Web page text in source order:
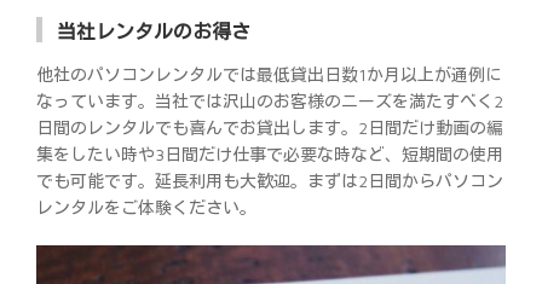
当社レンタルのお得さ
他社のパソコンレンタルでは最低貸出日数1か月以上が通例に
なっています。当社では沢山のお客様のニーズを満たすべく2
日間のレンタルでも喜んでお貸出します。2日間だけ動画の編
集をしたい時や3日間だけ仕事で必要な時など、短期間の使用
でも可能です。延長利用も大歓迎。まずは2日間からパソコン
レンタルをご体験ください。